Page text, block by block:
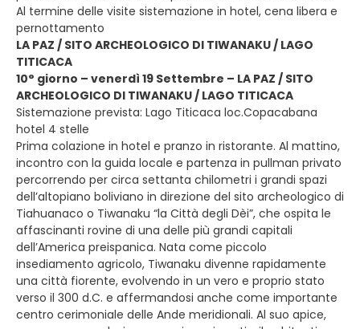
Al termine delle visite sistemazione in hotel, cena libera e
pernottamento
LA PAZ / SITO ARCHEOLOGICO DI TIWANAKU / LAGO
TITICACA
10° giorno – venerdì 19 Settembre – LA PAZ / SITO
ARCHEOLOGICO DI TIWANAKU / LAGO TITICACA
Sistemazione prevista: Lago Titicaca loc.Copacabana
hotel 4 stelle
Prima colazione in hotel e pranzo in ristorante. Al mattino,
incontro con la guida locale e partenza in pullman privato
percorrendo per circa settanta chilometri i grandi spazi
dell’altopiano boliviano in direzione del sito archeologico di
Tiahuanaco o Tiwanaku “la Città degli Dèi”, che ospita le
affascinanti rovine di una delle più grandi capitali
dell’America preispanica. Nata come piccolo
insediamento agricolo, Tiwanaku divenne rapidamente
una città fiorente, evolvendo in un vero e proprio stato
verso il 300 d.C. e affermandosi anche come importante
centro cerimoniale delle Ande meridionali. Al suo apice,